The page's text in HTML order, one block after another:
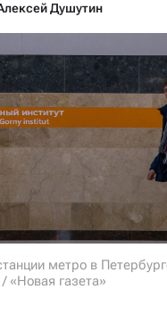
Душутин
метро в
«Новая газета»
соучастником»,
и подтверждаю свое
СОУЧАСТНИКОМ
С ДРУЗЬЯМИ
пишите